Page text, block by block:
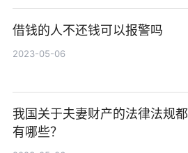
借钱的人不还钱可以报警吗
2023-05-06
我国关于夫妻财产的法律法规都
有哪些？